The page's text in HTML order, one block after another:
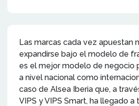
Las marcas cada vez apuestan
expandirse bajo el modelo de
es el mejor modelo de negocio
a nivel nacional como
caso de Alsea Iberia que, a
VIPS y VIPS Smart, ha llegado a